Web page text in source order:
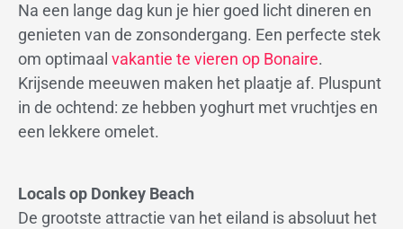
Na een lange dag kun je hier goed licht dineren en
genieten van de zonsondergang. Een perfecte stek
om optimaal vakantie te vieren op Bonaire.
Krijsende meeuwen maken het plaatje af. Pluspunt
in de ochtend: ze hebben yoghurt met vruchtjes en
een lekkere omelet.
Locals op Donkey Beach
De grootste attractie van het eiland is absoluut het